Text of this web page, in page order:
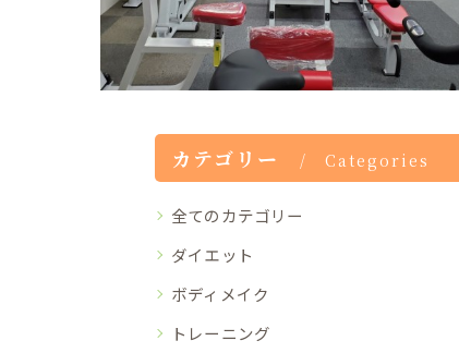
カテゴリー Categories
全てのカテゴリー
ダイエット
ボディメイク
トレーニング